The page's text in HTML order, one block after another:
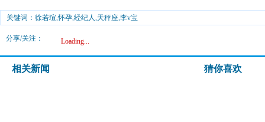
关键词：徐若瑄,怀孕,经纪人,天秤座,李v宝
分享/关注： Loading...
相关新闻 猜你喜欢